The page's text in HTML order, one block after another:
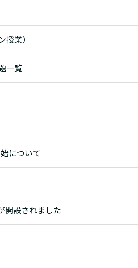
業）
一覧
について
開設されました